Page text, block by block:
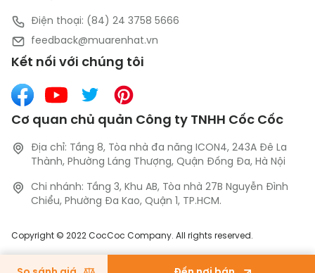
Điện thoại: (84) 24 3758 5666
feedback@muarenhat.vn
Kết nối với chúng tôi
Cơ quan chủ quản Công ty TNHH Cốc Cốc
Địa chỉ: Tầng 8, Tòa nhà đa năng ICON4, 243A Đê La
Thành, Phường Láng Thượng, Quận Đống Đa, Hà Nội
Chi nhánh: Tầng 3, Khu AB, Tòa nhà 27B Nguyễn Đình
Chiểu, Phường Đa Kao, Quận 1, TP.HCM.
Copyright © 2022 CocCoc Company. All rights reserved.